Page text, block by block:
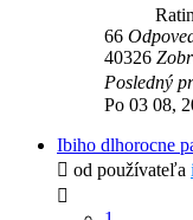
66
40326
Posledný
Po 03 08,
Ibiho dlhorocne
od používateľa